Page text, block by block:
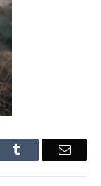
Email